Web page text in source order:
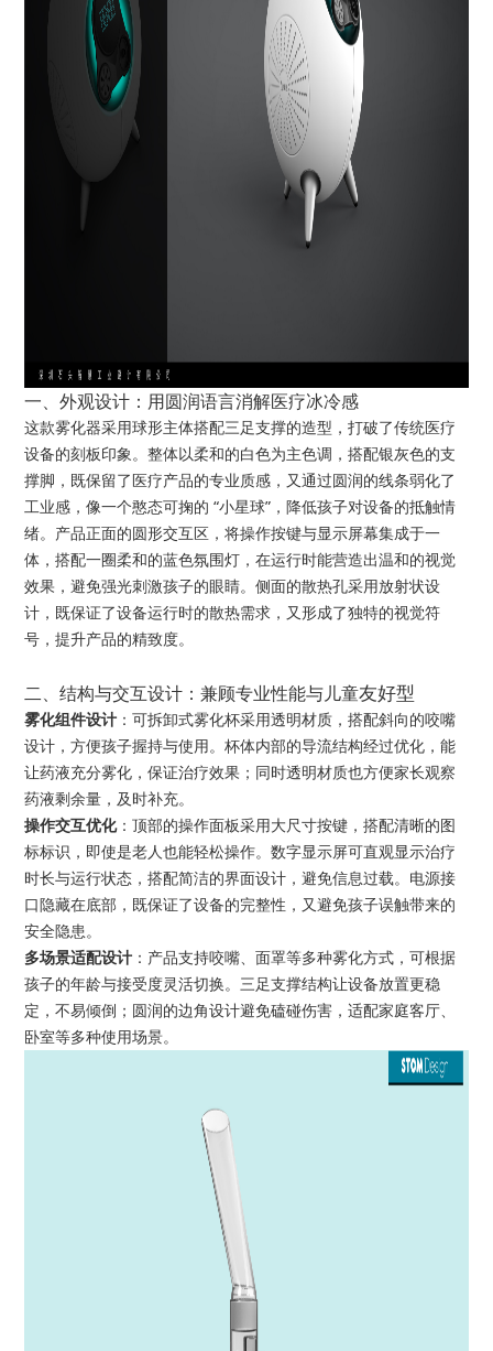
一、外观设计：用圆润语言消解医疗冰冷感
这款雾化器采用球形主体搭配三足支撑的造型，打破了传统医疗
设备的刻板印象。整体以柔和的白色为主色调，搭配银灰色的支
撑脚，既保留了医疗产品的专业质感，又通过圆润的线条弱化了
工业感，像一个憨态可掬的 “小星球”，降低孩子对设备的抵触情
绪。产品正面的圆形交互区，将操作按键与显示屏幕集成于一
体，搭配一圈柔和的蓝色氛围灯，在运行时能营造出温和的视觉
效果，避免强光刺激孩子的眼睛。侧面的散热孔采用放射状设
计，既保证了设备运行时的散热需求，又形成了独特的视觉符
号，提升产品的精致度。
二、结构与交互设计：兼顾专业性能与儿童友好型
雾化组件设计 ：可拆卸式雾化杯采用透明材质，搭配斜向的咬嘴
设计，方便孩子握持与使用。杯体内部的导流结构经过优化，能
让药液充分雾化，保证治疗效果；同时透明材质也方便家长观察
药液剩余量，及时补充。
操作交互优化：顶部的操作面板采用大尺寸按键，搭配清晰的图
标标识，即使是老人也能轻松操作。数字显示屏可直观显示治疗
时长与运行状态，搭配简洁的界面设计，避免信息过载。电源接
口隐藏在底部，既保证了设备的完整性，又避免孩子误触带来的
安全隐患。
多场景适配设计 ：产品支持咬嘴、面罩等多种雾化方式，可根据
孩子的年龄与接受度灵活切换。三足支撑结构让设备放置更稳
定，不易倾倒；圆润的边角设计避免磕碰伤害，适配家庭客厅、
卧室等多种使用场景。